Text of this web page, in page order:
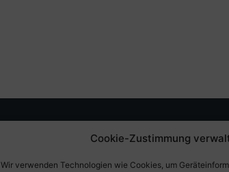
Cookie-Zustimmung
Wir verwenden Technologien wie Cookies, um